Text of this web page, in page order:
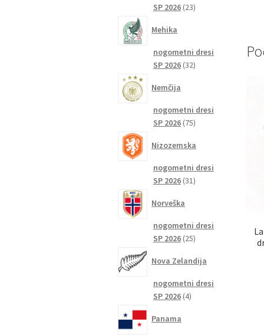
SP 2026 2323
Mehika
nogometni dresi
SP 2026 3232
Nemčija
nogometni dresi
SP 2026 7575
Nizozemska
nogometni dresi
SP 2026 3131
Norveška
nogometni dresi
SP 2026 2525
Nova Zelandija
nogometni dresi
SP 2026 44
Panama